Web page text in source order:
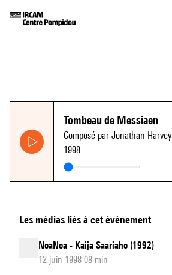
Tombeau de Messiaen
Composé par Jonathan Harvey
1998
Les médias liés à cet évènement
NoaNoa - Kaija Saariaho (1992)
12 juin 1998 08 min